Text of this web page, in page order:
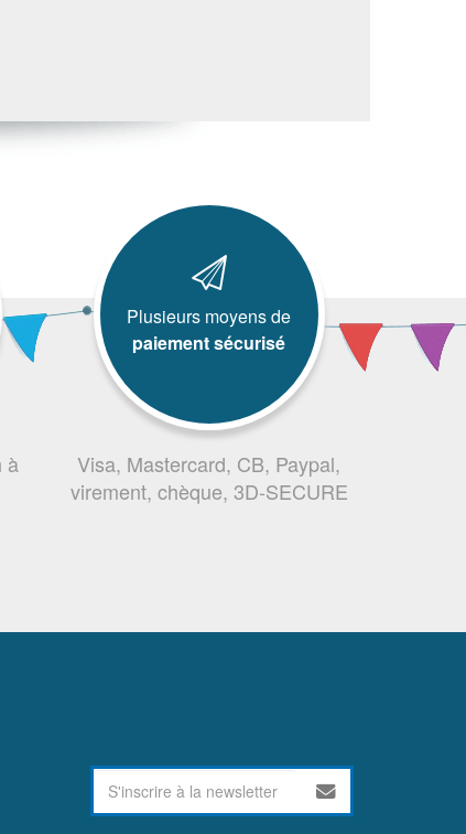
à
Plusieurs moyens de
paiement sécurisé
Visa, Mastercard, CB, Paypal,
virement, chèque, 3D-SECURE